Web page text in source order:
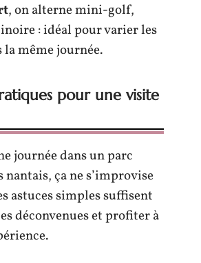
, on alterne mini-golf,
: idéal pour varier les
même journée.
pour une visite
journée dans un parc
nantais, ça ne s’improvise
astuces simples suffisent
déconvenues et profiter à